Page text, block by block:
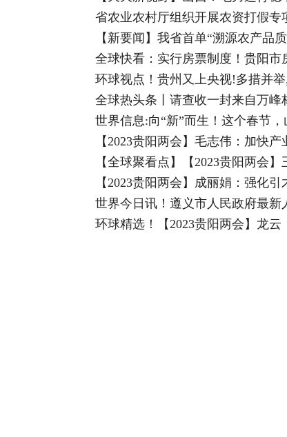
省农业农村厅组织开展农资打假专
【新要闻】我省首单“溯源农产品
全球快看：实行房票制度！贵阳市
环球视点！贵州又上央视!多措并
全球热头条丨请查收一封来自万峰
世界信息:向“新”而生！这个春节
【2023贵阳两会】毛志伟：加快
【全球聚看点】【2023贵阳两会
【2023贵阳两会】成丽娟：强化
世界今日讯！遵义市人民政府最新
环球精选！【2023贵阳两会】龙